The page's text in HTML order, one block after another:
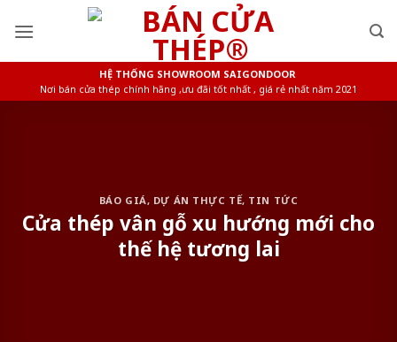
HỆ THỐNG SHOWROOM SAIGONDOOR
Nơi bán cửa thép chính hãng ,ưu đãi tốt nhất , giá rẻ nhất năm 2021
BÁO GIÁ, DỰ ÁN THỰC TẾ, TIN TỨC
Cửa thép vân gỗ xu hướng mới cho
thế hệ tương lai